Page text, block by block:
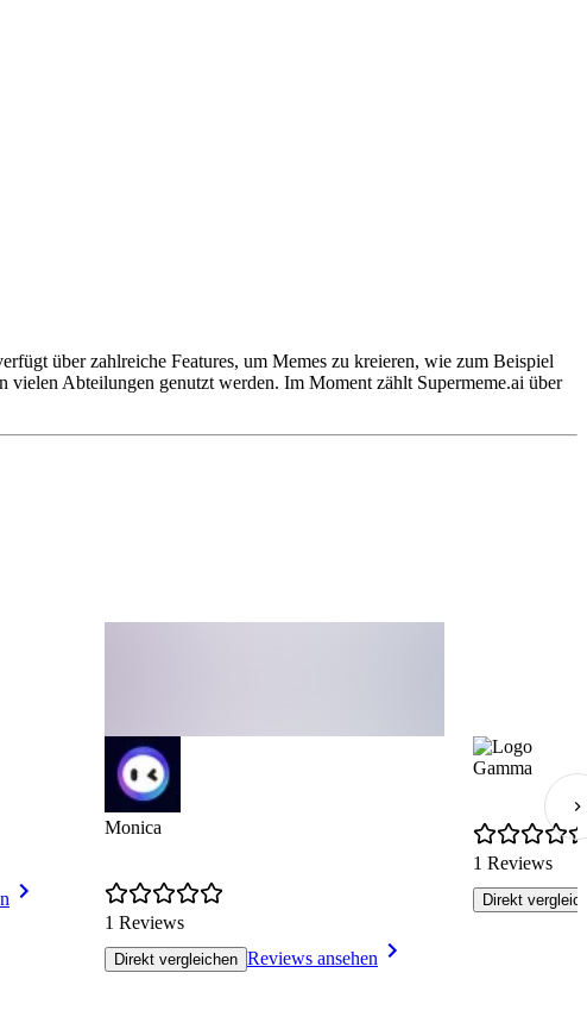
über zahlreiche Features, um Memes zu kreieren, wie zum Beispiel
vielen Abteilungen genutzt werden. Im Moment zählt Supermeme.ai über
Monica
1 Reviews
Direkt vergleichen Reviews ansehen
Gamma
1 Reviews
Direkt